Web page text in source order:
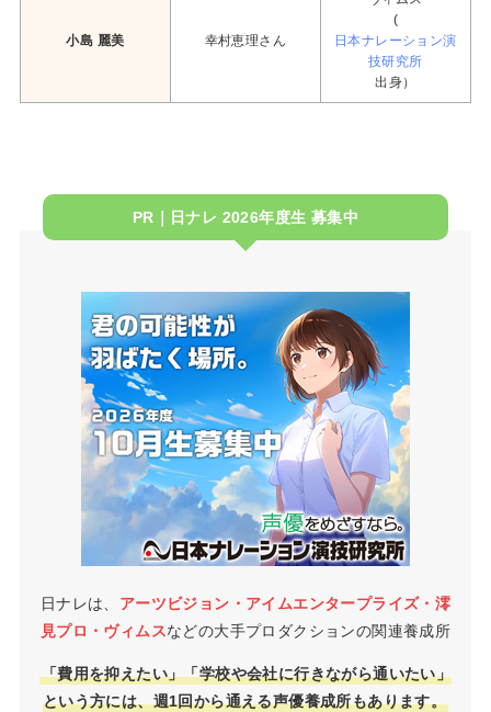
小島 麗美 幸村恵理さん
(
日本ナレーション演
技研究所
出身）
PR｜日ナレ 2026年度生 募集中
日ナレは、 アーツビジョン・アイムエンタープライズ・澪
見プロ・ヴィムスなどの大手プロダクションの関連養成所
「費用を抑えたい」「学校や会社に行きながら通いたい」
という方には、週1回から通える声優養成所もあります。